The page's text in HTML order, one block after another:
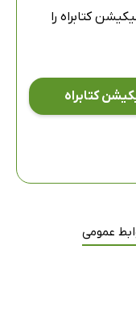
کتابراه را
کتابراه
عمومی